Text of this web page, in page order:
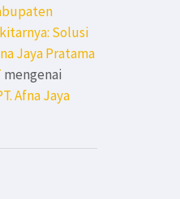
Solusi
Jaya Pratama
mengenai
Afna Jaya